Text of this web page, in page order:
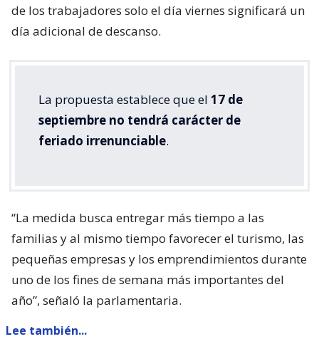
de los trabajadores solo el día viernes significará un
día adicional de descanso.
La propuesta establece que el 17 de
septiembre no tendrá carácter de
feriado irrenunciable.
“La medida busca entregar más tiempo a las
familias y al mismo tiempo favorecer el turismo, las
pequeñas empresas y los emprendimientos durante
uno de los fines de semana más importantes del
año”, señaló la parlamentaria.
Lee también...